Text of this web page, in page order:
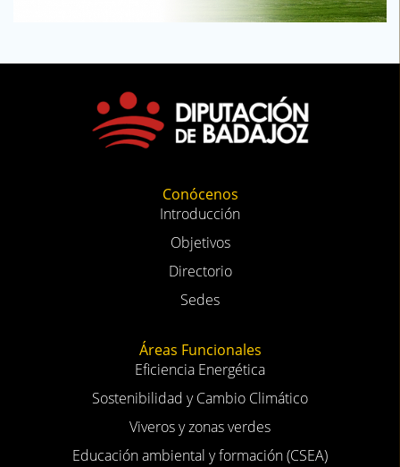
Conócenos
Introducción
Objetivos
Directorio
Sedes
Áreas Funcionales
Eficiencia Energética
Sostenibilidad y Cambio Climático
Viveros y zonas verdes
Educación ambiental y formación (CSEA)